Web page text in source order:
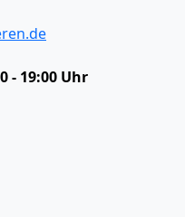
- 19:00 Uhr